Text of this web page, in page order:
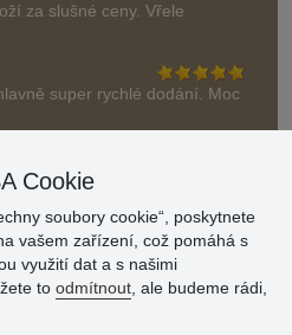
za slušné ceny. Vřele
super rychlé dodání. Moc
Cookie
soubory cookie“, poskytnete
vašem zařízení, což pomáhá s
využití dat a s našimi
to odmítnout , ale budeme rádi,